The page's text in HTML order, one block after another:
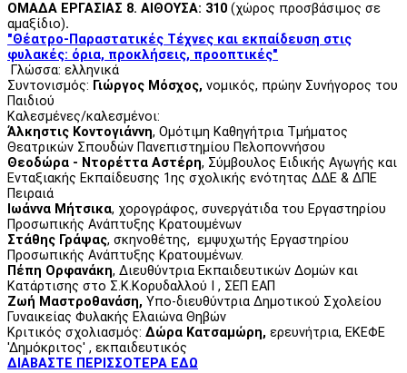
ΟΜΑΔΑ ΕΡΓΑΣΙΑΣ 8. ΑΙΘΟΥΣΑ: 310 (χώρος προσβάσιμος σε
αμαξίδιο).
"Θέατρο-Παραστατικές Τέχνες και εκπαίδευση στις
φυλακές: όρια, προκλήσεις, προοπτικές"
Γλώσσα: ελληνικά
Συντονισμός: Γιώργος Μόσχος, νομικός, πρώην Συνήγορος του
Παιδιού
Καλεσμένες/καλεσμένοι:
Άλκηστις Κοντογιάννη, Ομότιμη Καθηγήτρια Τμήματος
Θεατρικών Σπουδών Πανεπιστημίου Πελοποννήσου
Θεοδώρα - Ντορέττα Αστέρη, Σύμβουλος Ειδικής Αγωγής και
Ενταξιακής Εκπαίδευσης 1ης σχολικής ενότητας ΔΔΕ & ΔΠΕ
Πειραιά
Ιωάννα Μήτσικα, χορογράφος, συνεργάτιδα του Εργαστηρίου
Προσωπικής Ανάπτυξης Κρατουμένων
Στάθης Γράψας, σκηνοθέτης, εμψυχωτής Εργαστηρίου
Προσωπικής Ανάπτυξης Κρατουμένων.
Πέπη Ορφανάκη, Διευθύντρια Εκπαιδευτικών Δομών και
Κατάρτισης στο Σ.Κ.Κορυδαλλού Ι , ΣΕΠ ΕΑΠ
Ζωή Μαστροθανάση, Υπο-διευθύντρια Δημοτικού Σχολείου
Γυναικείας Φυλακής Ελαιώνα Θηβών
Κριτικός σχολιασμός: Δώρα Κατσαμώρη, ερευνήτρια, ΕΚΕΦΕ
'Δημόκριτος' , εκπαιδευτικός
ΔΙΑΒΑΣΤΕ ΠΕΡΙΣΣΟΤΕΡΑ ΕΔΩ